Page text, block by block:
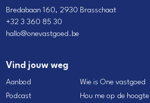
Bredabaan 160, 2930 Brasschaat
+32 3 360 85 30
hallo@onevastgoed.be
Vind jouw weg
Aanbod
Wie is One vastgoed
Podcast
Hou me op de hoogte